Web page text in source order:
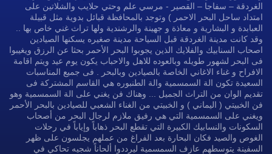
الغردقة – سفاجا – القصير - مرسي علم وحتي حلايب والشلاتين على
امتداد ساحل البحر الاحمر ) وتوجد بالمحافظة قبائل بدوية مثل قبيلة
العبابدة و البشارية و معاذة و جهينة والرشندية ولها تراث غني خاص بها ..
وقد كانت مدينة الغردقة قبل السياحة مدينة صغيره يسكنها الصيادين
اصحاب السنابيك والفلايك الذين يجوبوا البحر الأحمر بحثا عن الرزق ويغيبوا
فى البحر لشهور طويله وبالعوده للاهل والاحباب يكون يوم عيد ويتم اقامة
الافراح و غناء الاغاني الخاصة بالصيادين وبالبحر . فى جميع المناسبات
السعيدة تكون الة السمسمية والة الطنبوره هي القاسم المشتركة فى
تقديم الوان من التراث الجميل ... وهناك فن يغني على الة السمسمية وهو
فن الخبيتي ( اليماني ) و الخبيتي من الغناء الشعبي للصيادين بالبحر الأحمر
ويغني على السمسمية التي هي رفيق ملازم لرجال البحر من أصحاب
السكونات والنسابيك الكبيرة التي تقطع البحر ذهاباً وإياباً في رحلات
الغوص والصيد فكان البحارة بعد الفراغ من عملهم يجلسون على ظهر
السفينة يتوسطهم عازف السمسمية ليرددوا ألحاناً شجيه تحاكي في